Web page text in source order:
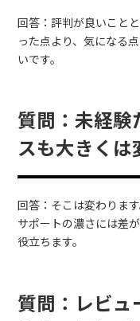
回答：評判が良いこと
った点より、気になる
いです。
質問：未経験
スも大きくは
回答：そこは変わりま
サポートの濃さには差
役立ちます。
質問：レビュ